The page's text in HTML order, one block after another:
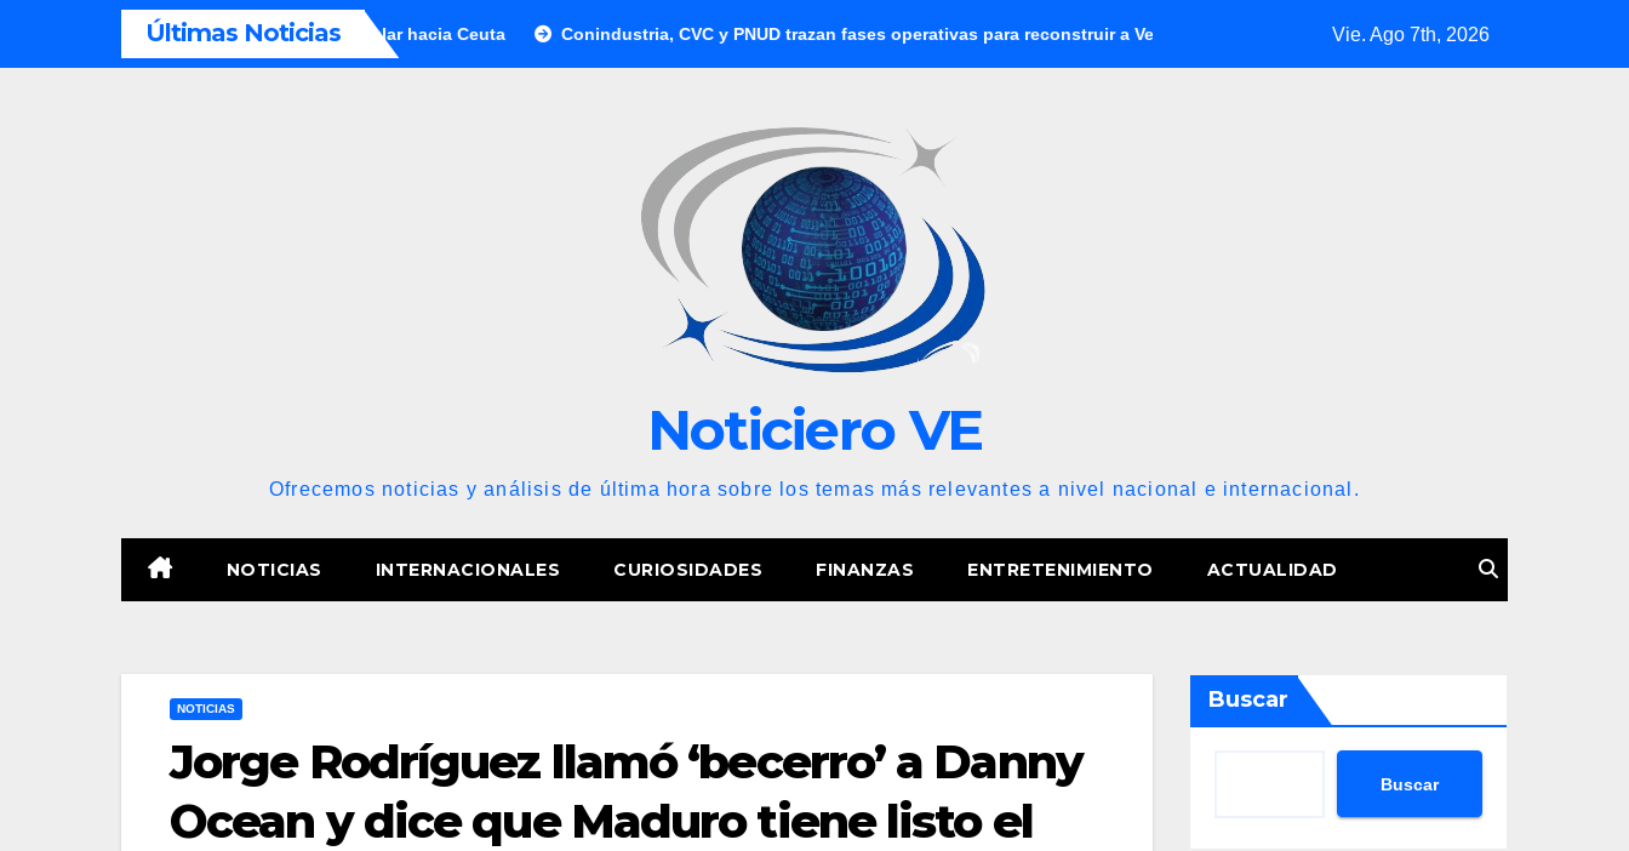
Últimas Noticias
por facilitar la migración irregular hacia Ceuta Conindustria, CVC y PNUD trazan fases operativas para reconstruir a Venezuela IBC subió 146,58% hasta julio y la capitalización de la
Vie. Ago 7th, 2026
Noticiero VE
Ofrecemos noticias y análisis de última hora sobre los temas más relevantes a nivel nacional e internacional.
NOTICIAS INTERNACIONALES CURIOSIDADES FINANZAS ENTRETENIMIENTO ACTUALIDAD
NOTICIAS
Jorge Rodríguez llamó ‘becerro’ a Danny
Ocean y dice que Maduro tiene listo el
Buscar
Buscar